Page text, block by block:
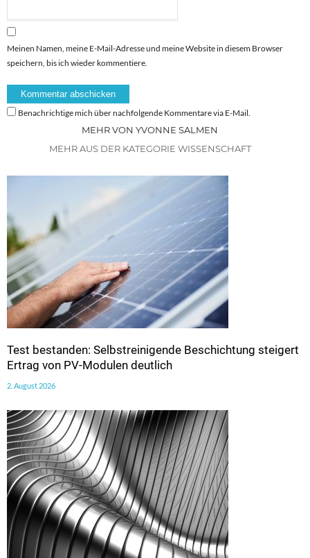
Meinen Namen, meine E-Mail-Adresse und meine Website in diesem Browser
speichern, bis ich wieder kommentiere.
Benachrichtige mich über nachfolgende Kommentare via E-Mail.
MEHR VON YVONNE SALMEN
MEHR AUS DER KATEGORIE WISSENSCHAFT
Test bestanden: Selbstreinigende Beschichtung steigert
Ertrag von PV-Modulen deutlich
2. August 2026